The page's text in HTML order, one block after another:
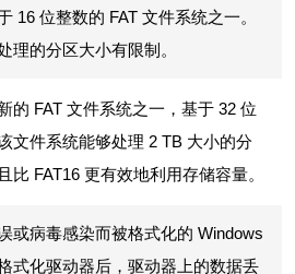
16 位整数的 FAT 文件系统之一。
理的分区大小有限制。
的 FAT 文件系统之一，基于 32 位
文件系统能够处理 2 TB 大小的分
比 FAT16 更有效地利用存储容量。
或病毒感染而被格式化的 Windows
式化驱动器后，驱动器上的数据丢